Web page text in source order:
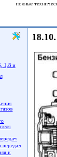
полные
1,8 и
передач
и